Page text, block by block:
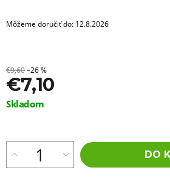
Môžeme doručiť do: 12.8.2026
€9,60–26 %
€7,10
Jednotková
Skladom
DO
€4,36